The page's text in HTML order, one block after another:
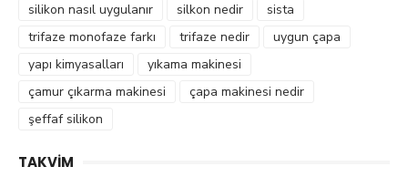
silikon nasıl uygulanır
silkon nedir
sista
trifaze monofaze farkı
trifaze nedir
uygun çapa
yapı kimyasalları
yıkama makinesi
çamur çıkarma makinesi
çapa makinesi nedir
şeffaf silikon
TAKVIM